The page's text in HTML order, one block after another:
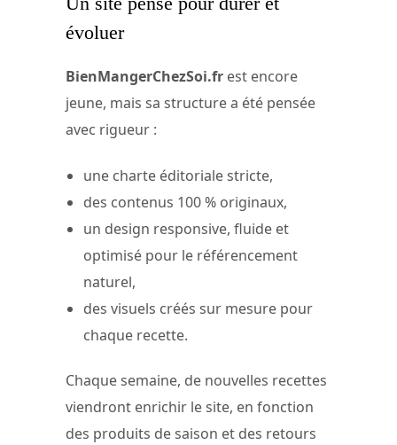
évoluer
BienMangerChezSoi.fr est encore
jeune, mais sa structure a été pensée
avec rigueur :
une charte éditoriale stricte,
des contenus 100 % originaux,
un design responsive, fluide et
optimisé pour le référencement
naturel,
des visuels créés sur mesure pour
chaque recette.
Chaque semaine, de nouvelles recettes
viendront enrichir le site, en fonction
des produits de saison et des retours